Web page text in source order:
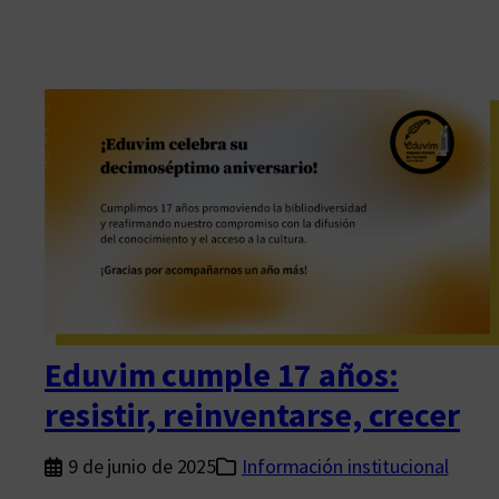
Eduvim cumple 17 años:
resistir, reinventarse, crecer
9 de junio de 2025 Información institucional